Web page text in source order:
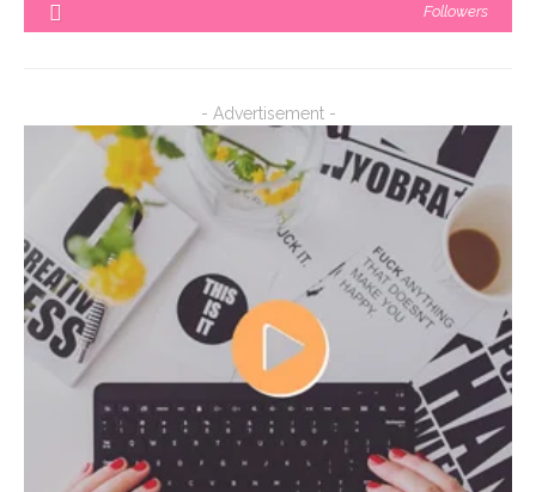
Followers
- Advertisement -